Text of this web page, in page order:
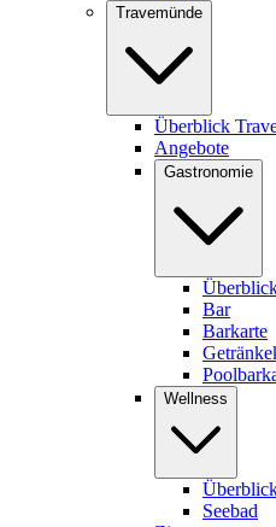
Travemünde
Überblick
Angebote
Gastronomie
Bar
Barkarte
Wellness
Seebad